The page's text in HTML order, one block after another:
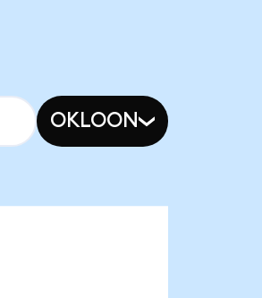
OKLOON